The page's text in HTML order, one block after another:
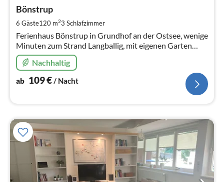
Bönstrup
6 Gäste120 m23 Schlafzimmer
Ferienhaus Bönstrup in Grundhof an der Ostsee, wenige
Minuten zum Strand Langballig, mit eigenen Garten
bietet tolle Tage an der Ostsee!
Nachhaltig
ab 109€/ Nacht